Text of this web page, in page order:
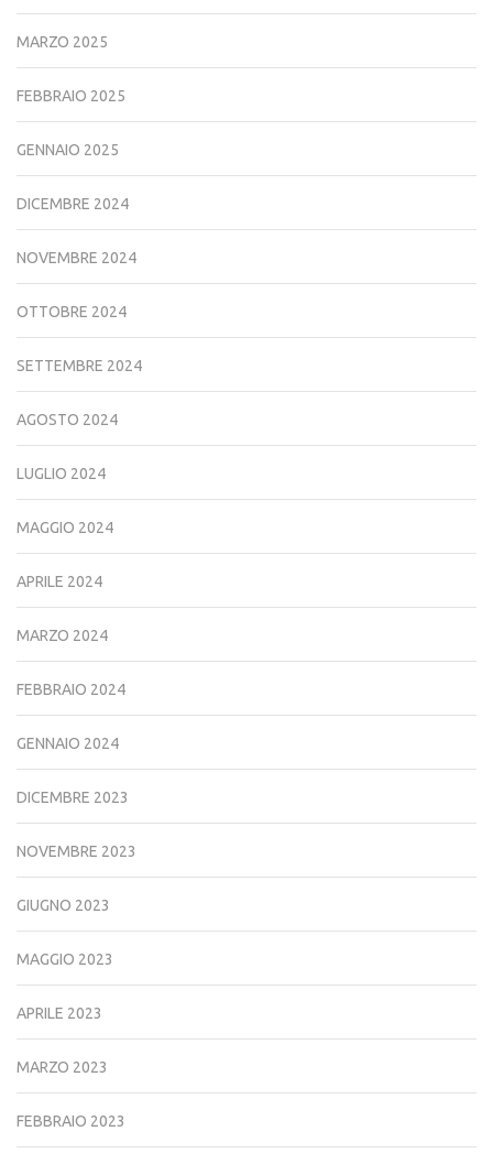
MARZO 2025
FEBBRAIO 2025
GENNAIO 2025
DICEMBRE 2024
NOVEMBRE 2024
OTTOBRE 2024
SETTEMBRE 2024
AGOSTO 2024
LUGLIO 2024
MAGGIO 2024
APRILE 2024
MARZO 2024
FEBBRAIO 2024
GENNAIO 2024
DICEMBRE 2023
NOVEMBRE 2023
GIUGNO 2023
MAGGIO 2023
APRILE 2023
MARZO 2023
FEBBRAIO 2023